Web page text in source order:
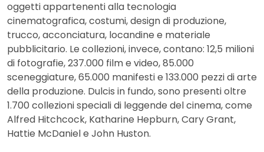
oggetti appartenenti alla tecnologia
cinematografica, costumi, design di produzione,
trucco, acconciatura, locandine e materiale
pubblicitario. Le collezioni, invece, contano: 12,5 milioni
di fotografie, 237.000 film e video, 85.000
sceneggiature, 65.000 manifesti e 133.000 pezzi di arte
della produzione. Dulcis in fundo, sono presenti oltre
1.700 collezioni speciali di leggende del cinema, come
Alfred Hitchcock, Katharine Hepburn, Cary Grant,
Hattie McDaniel e John Huston.